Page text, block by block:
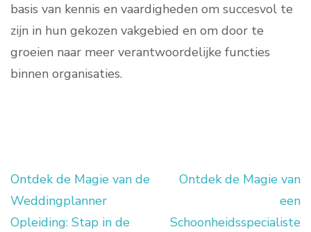
basis van kennis en vaardigheden om succesvol te
zijn in hun gekozen vakgebied en om door te
groeien naar meer verantwoordelijke functies
binnen organisaties.
Berichtnavigatie
Ontdek de Magie van de
Weddingplanner
Opleiding: Stap in de
Ontdek de Magie van
een
Schoonheidsspecialiste